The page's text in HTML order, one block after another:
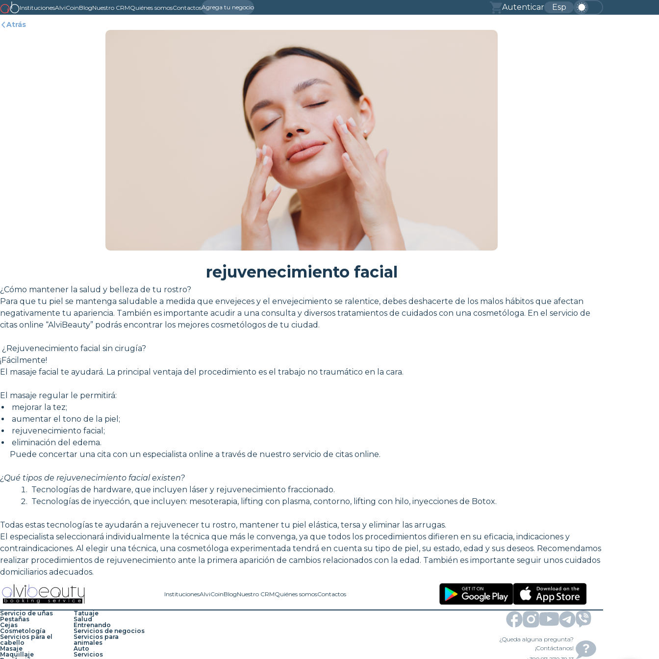
InstitucionesAlviCoinBlogNuestro CRMQuiénes somosContactosAgrega tu negocio Autenticar Esp
Atrás
rejuvenecimiento facial
¿Cómo mantener la salud y belleza de tu rostro?
Para que tu piel se mantenga saludable a medida que envejeces y el envejecimiento se ralentice, debes deshacerte de los malos hábitos que afectan
negativamente tu apariencia. También es importante acudir a una consulta y diversos tratamientos de cuidados con una cosmetóloga. En el servicio de
citas online “AlviBeauty” podrás encontrar los mejores cosmetólogos de tu ciudad.
¿Rejuvenecimiento facial sin cirugía?
¡Fácilmente!
El masaje facial te ayudará. La principal ventaja del procedimiento es el trabajo no traumático en la cara.
El masaje regular le permitirá:
mejorar la tez;
aumentar el tono de la piel;
rejuvenecimiento facial;
eliminación del edema.
Puede concertar una cita con un especialista online a través de nuestro servicio de citas online.
¿Qué tipos de rejuvenecimiento facial existen?
Tecnologías de hardware, que incluyen láser y rejuvenecimiento fraccionado.
Tecnologías de inyección, que incluyen: mesoterapia, lifting con plasma, contorno, lifting con hilo, inyecciones de Botox.
Todas estas tecnologías te ayudarán a rejuvenecer tu rostro, mantener tu piel elástica, tersa y eliminar las arrugas.
El especialista seleccionará individualmente la técnica que más le convenga, ya que todos los procedimientos difieren en su eficacia, indicaciones y
contraindicaciones. Al elegir una técnica, una cosmetóloga experimentada tendrá en cuenta su tipo de piel, su estado, edad y sus deseos. Recomendamos
realizar procedimientos de rejuvenecimiento ante la primera aparición de cambios relacionados con la edad. También es importante seguir unos cuidados
domiciliarios adecuados.
InstitucionesAlviCoinBlogNuestro CRMQuiénes somosContactos
Servicio de uñas
Pestañas
Cejas
Cosmetología
Servicios para el
cabello
Masaje
Maquillaje
Tatuaje
Salud
Entrenando
Servicios de negocios
Servicios para
animales
Auto
Servicios
¿Queda alguna pregunta?
¡Contáctanos!